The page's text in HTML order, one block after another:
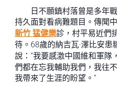
日不願鎮村落曾是多年戰
持久面對看病難題目。傳聞
新竹 猛健樂診，村平易近們
待。68歲的納吉瓦·澤比安
說：“我要感激中國維和軍隊，
們都在忘我輔助我們，我往
我帶來了生涯的盼望。”